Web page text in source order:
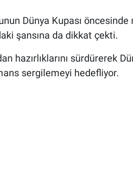
Dünya Kupası öncesinde
şansına da dikkat çekti.
hazırlıklarını sürdürerek
sergilemeyi hedefliyor.